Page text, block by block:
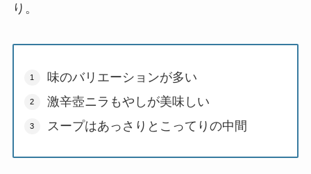
り。
味のバリエーションが多い
激辛壺ニラもやしが美味しい
スープはあっさりとこってりの中間